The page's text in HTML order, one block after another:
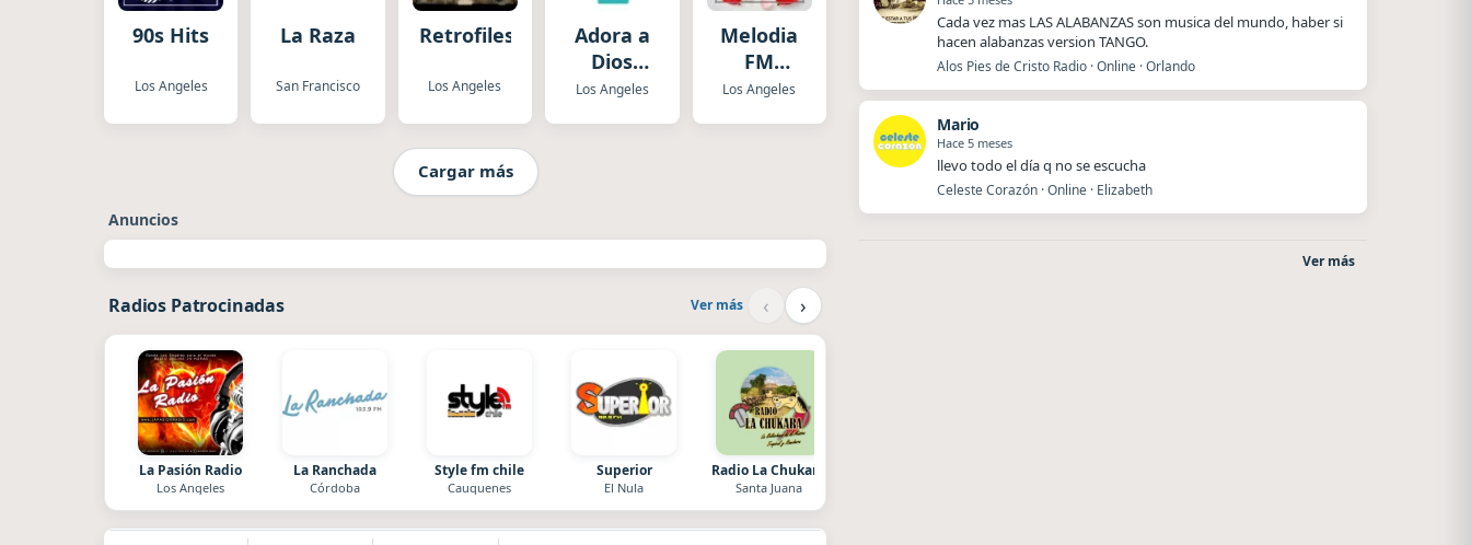
90s Hits
Los Angeles
La Raza
San Francisco
Retrofiles
Los Angeles
Adora a
Dios
Radio
Los Angeles
Melodia
FM
Romantic
Los Angeles
Cargar más
Anuncios
Radios Patrocinadas Ver más ‹ ›
La Pasión Radio
Los Angeles
La Ranchada
Córdoba
Style fm chile
Cauquenes
Superior
El Nula
Radio La Chukara
Santa Juana
Cada vez mas LAS ALABANZAS son musica del mundo, haber si
hacen alabanzas version TANGO.
Alos Pies de Cristo Radio · Online · Orlando
Mario
Hace 5 meses
llevo todo el día q no se escucha
Celeste Corazón · Online · Elizabeth
Ver más